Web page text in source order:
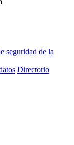
seguridad de la
Directorio